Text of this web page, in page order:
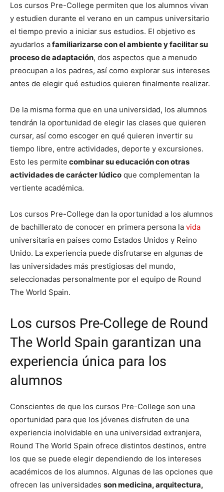
Los cursos Pre-College permiten que los alumnos vivan
y estudien durante el verano en un campus universitario
el tiempo previo a iniciar sus estudios. El objetivo es
ayudarlos afamiliarizarse con el ambiente y facilitar su
proceso de adaptación, dos aspectos que a menudo
preocupan a los padres, así como explorar sus intereses
antes de elegir qué estudios quieren finalmente realizar.
De la misma forma que en una universidad, los alumnos
tendrán la oportunidad de elegir las clases que quieren
cursar, así como escoger en qué quieren invertir su
tiempo libre, entre actividades, deporte y excursiones.
Esto les permite combinar su educación con otras
actividades de carácter lúdico que complementan la
vertiente académica.
Los cursos Pre-College dan la oportunidad a los alumnos
de bachillerato de conocer en primera persona la vida
universitaria en países como Estados Unidos y Reino
Unido. La experiencia puede disfrutarse en algunas de
las universidades más prestigiosas del mundo,
seleccionadas personalmente por el equipo de Round
The World Spain.
Los cursos Pre-College de Round
The World Spain garantizan una
experiencia única para los
alumnos
Conscientes de que los cursos Pre-College son una
oportunidad para que los jóvenes disfruten de una
experiencia inolvidable en una universidad extranjera,
Round The World Spain ofrece distintos destinos, entre
los que se puede elegir dependiendo de los intereses
académicos de los alumnos. Algunas de las opciones que
ofrecen las universidades son medicina, arquitectura,